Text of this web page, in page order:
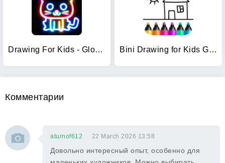
Drawing For Kids - Glow Draw Bini Drawing for Kids Games
Комментарии
aturnof612 22 March 2026 13:58
Довольно интересный опыт, особенно для